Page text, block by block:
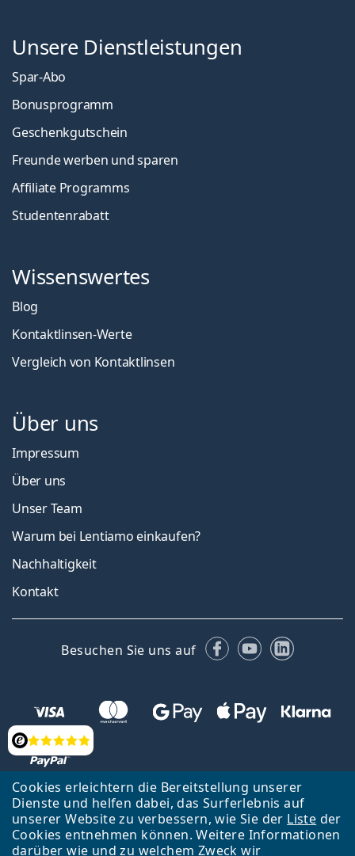
Cookies erleichtern die Bereitstellung unserer
Dienste und helfen dabei, das Surferlebnis auf
unserer Website zu verbessern, wie Sie der Liste der
Cookies entnehmen können. Weitere Informationen
darüber wie und zu welchem Zweck wir
Bewertung
Unsere Dienstleistungen
Spar-Abo
Bonusprogramm
Geschenkgutschein
Freunde werben und sparen
Affiliate Programms
Studentenrabatt
Wissenswertes
Blog
Kontaktlinsen-Werte
Vergleich von Kontaktlinsen
Über uns
Impressum
Über uns
Unser Team
Warum bei Lentiamo einkaufen?
Nachhaltigkeit
Kontakt
Besuchen Sie uns auf Facebook
YouTubeLinkedIn
Zurück zur Hauptseite
Nach oben
Lentiamo s.r.o., Tschechien ist Eigentümer und Betreiber des Online-